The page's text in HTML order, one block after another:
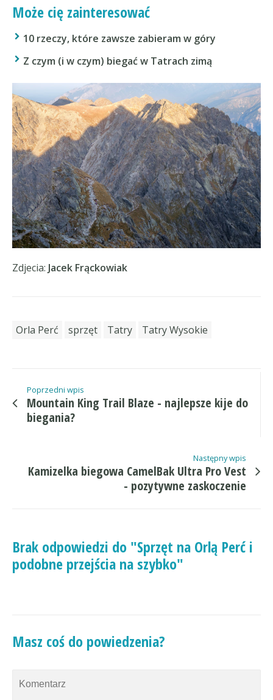
Może cię zainteresować
10 rzeczy, które zawsze zabieram w góry
Z czym (i w czym) biegać w Tatrach zimą
Zdjecia: Jacek Frąckowiak
Orla Perć sprzęt Tatry Tatry Wysokie
Poprzedni wpis
Mountain King Trail Blaze - najlepsze kije do
biegania?
Następny wpis
Kamizelka biegowa CamelBak Ultra Pro Vest
- pozytywne zaskoczenie
Brak odpowiedzi do "Sprzęt na Orlą Perć i
podobne przejścia na szybko"
Masz coś do powiedzenia?